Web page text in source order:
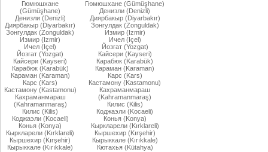
Гюмюшхане
(Gümüşhane)
Денизли (Denizli)
Диярбакыр (Diyarbakır)
Зонгулдак (Zonguldak)
Измир (Izmir)
Ичел (Içel)
Йозгат (Yozgat)
Кайсери (Kayseri)
Карабюк (Karabük)
Караман (Karaman)
Карс (Kars)
Кастамону (Kastamonu)
Кахраманмараш
(Kahramanmaraş)
Килис (Kilis)
Коджаэли (Kocaeli)
Конья (Konya)
Кыркларели (Kırklareli)
Кыршехир (Kırşehir)
Кырыккале (Kırıkkale)
Гюмюшхане (Gümüşhane)
Денизли (Denizli)
Диярбакыр (Diyarbakır)
Зонгулдак (Zonguldak)
Измир (Izmir)
Ичел (Içel)
Йозгат (Yozgat)
Кайсери (Kayseri)
Карабюк (Karabük)
Караман (Karaman)
Карс (Kars)
Кастамону (Kastamonu)
Кахраманмараш
(Kahramanmaraş)
Килис (Kilis)
Коджаэли (Kocaeli)
Конья (Konya)
Кыркларели (Kırklareli)
Кыршехир (Kırşehir)
Кырыккале (Kırıkkale)
Кютахья (Kütahya)